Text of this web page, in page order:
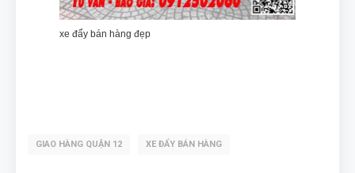
xe đẩy bán hàng đẹp
GIAO HÀNG QUẬN 12 XE ĐẨY BÁN HÀNG